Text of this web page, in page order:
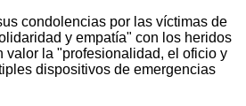
condolencias por las víctimas de
y empatía" con los heridos
valor la "profesionalidad, el oficio y
dispositivos de emergencias